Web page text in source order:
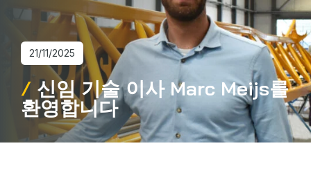
애프터서비스
회사 소개
채용공고
21/11/2025
신임 기술 이사 Marc Meijs를
환영합니다